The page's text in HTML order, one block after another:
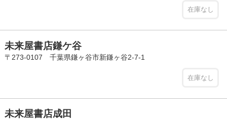
在庫なし
未来屋書店鎌ケ谷
〒273-0107 千葉県鎌ヶ谷市新鎌ヶ谷2-7-1
在庫なし
未来屋書店成田